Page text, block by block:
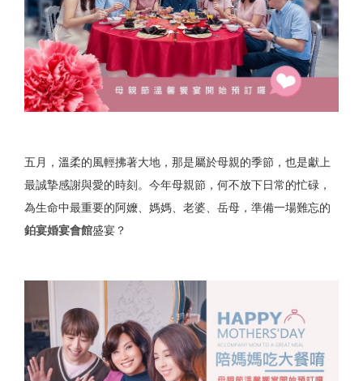
五月，溫柔的風輕拂著大地，那是屬於母親的季節，也是獻上
最誠摯感謝與愛的時刻。今年母親節，何不放下日常的忙碌，
為生命中最重要的阿嬤、媽媽、老婆、岳母，準備一場難忘的
鉑宴婚宴會館盛宴？